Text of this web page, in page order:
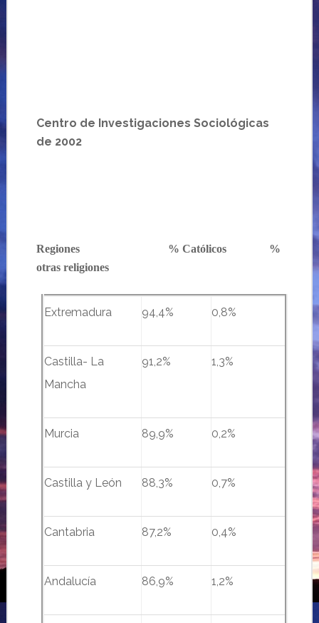
Centro de Investigaciones Sociológicas
de 2002
Regiones % Católicos
%
otras religiones
Extremadura 94,4% 0,8%
Castilla- La
Mancha
91,2% 1,3%
Murcia 89,9% 0,2%
Castilla y León 88,3% 0,7%
Cantabria 87,2% 0,4%
Andalucía 86,9% 1,2%